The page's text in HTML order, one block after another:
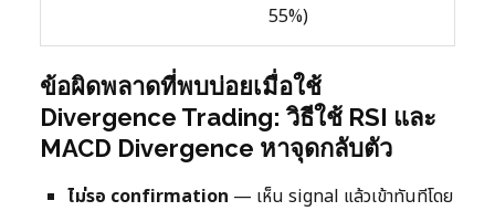
55%)
ข้อผิดพลาดที่พบบ่อยเมื่อใช้
Divergence Trading: วิธีใช้ RSI และ
MACD Divergence หาจุดกลับตัว
ไม่รอ confirmation — เห็น signal แล้วเข้าทันทีโดย